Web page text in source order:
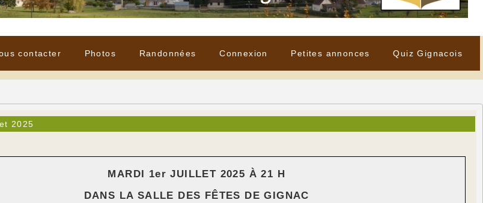
contacter Photos Randonnées Connexion Petites annonces Quiz Gignacois
2025
MARDI 1er JUILLET 2025 À 21 H
DANS LA SALLE DES FÊTES DE GIGNAC